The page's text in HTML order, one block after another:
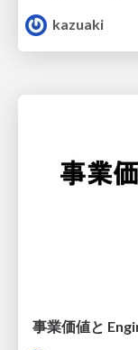
kazuaki
事業価値と